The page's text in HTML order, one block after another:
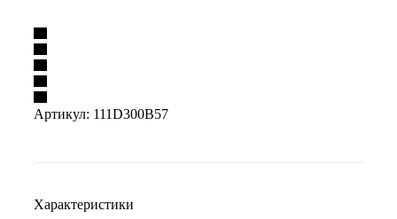
Артикул: 111D300B57
Характеристики